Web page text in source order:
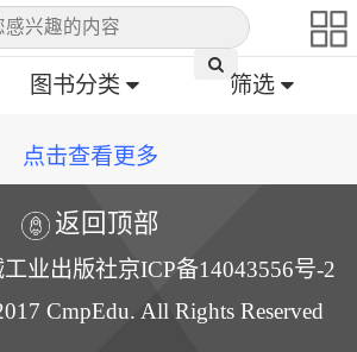
图书分类 筛选
点击查看更多
返回顶部
业出版社京ICP备14043556号-2
CmpEdu. All Rights Reserved